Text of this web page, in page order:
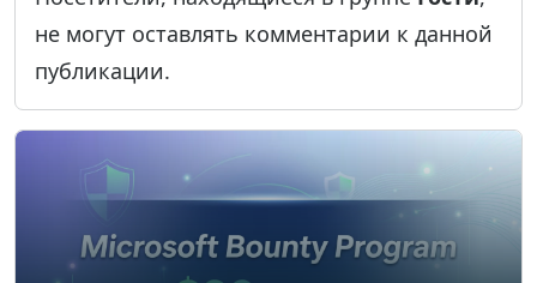
не могут оставлять комментарии к данной
публикации.